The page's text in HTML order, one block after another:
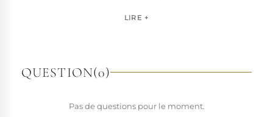
elle a étendu son savoir-faire à d'autres univers. Pleaser est
aujourd'hui distribuée dans 110 pays.
de la mode, Pleaser propose des collections ultra féminines
LIRE +
QUESTION(0)
Pas de questions pour le moment.